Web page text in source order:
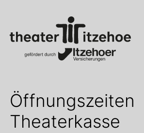
Öffnungszeiten
Theaterkasse